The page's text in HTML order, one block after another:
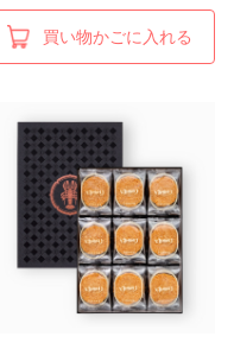
買い物かごに入れる